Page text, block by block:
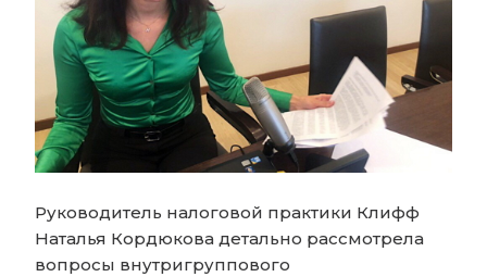
Руководитель налоговой практики Клифф
Наталья Кордюкова детально рассмотрела
вопросы внутригруппового